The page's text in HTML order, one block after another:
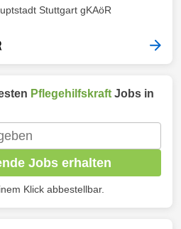
Stuttgart gKAöR
Pflegehilfskraft Jobs in
Jobs erhalten
Klick abbestellbar.